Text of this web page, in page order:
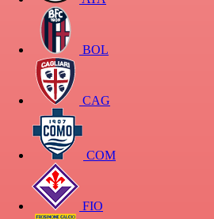
BOL
CAG
COM
FIO